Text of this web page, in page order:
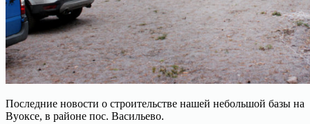
Последние новости о строительстве нашей небольшой базы на
Вуоксе, в районе пос. Васильево.